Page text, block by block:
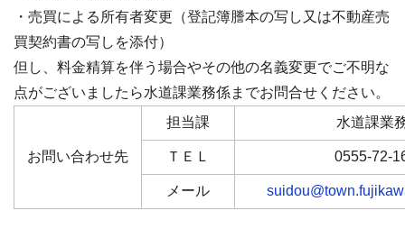
・売買による所有者変更（登記簿謄本の写し又は不動産売
買契約書の写しを添付）
但し、料金精算を伴う場合やその他の名義変更でご不明な
点がございましたら水道課業務係までお問合せください。
お問い合わせ先
担当課 水道課業
ＴＥＬ 0555-72-
メール